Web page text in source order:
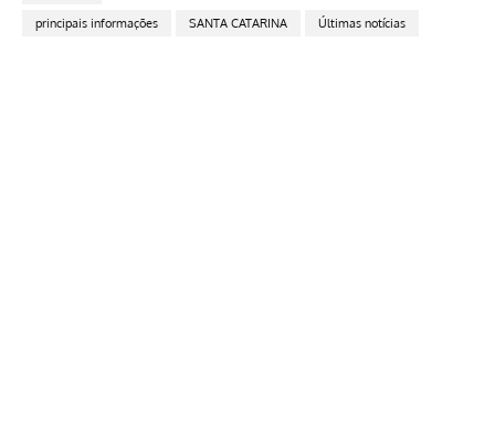
principais informações SANTA CATARINA Últimas notícias